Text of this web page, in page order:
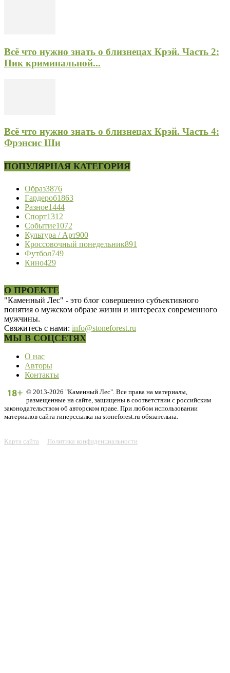
Всё что нужно знать о близнецах Крэй. Часть 2:
Пик криминальной...
Всё что нужно знать о близнецах Крэй. Часть 4:
Фрэнсис Ши
ПОПУЛЯРНАЯ КАТЕГОРИЯ
Образ3876
Гардероб1863
Разное1444
Спорт1312
Событие1072
Культура / Арт900
Кроссовочный понедельник891
Футбол749
Кино429
О ПРОЕКТЕ
"Каменный Лес" - это блог совершенно субъективного
понятия о мужском образе жизни и интересах современного
мужчины.
Свяжитесь с нами: info@stoneforest.ru
МЫ В СОЦСЕТЯХ
О нас
Авторы
Контакты
© 2013-2026 "Каменный Лес". Все права на материалы,
размещенные на сайте, защищены в соответствии с российским
законодательством об авторском праве. При любом использовании
материалов сайта гиперссылка на stoneforest.ru обязательна.
Карта сайта Политика конфиденциальности